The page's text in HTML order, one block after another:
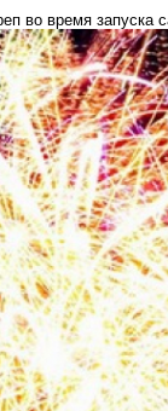
во время запуска